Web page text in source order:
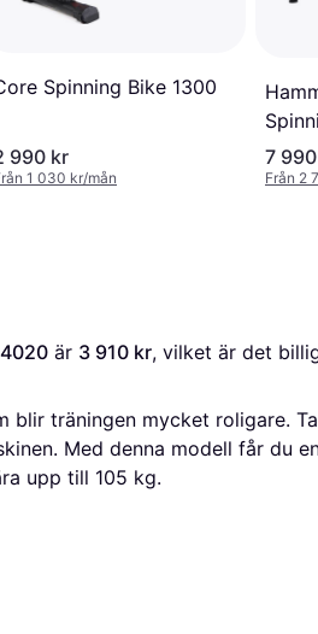
Spinning Bike 1300
990 kr
1 030 kr/mån
7
Från 2
är 3 910 kr
blir träningen mycket roligare.
Med denna modell får du
upp till 105 kg.